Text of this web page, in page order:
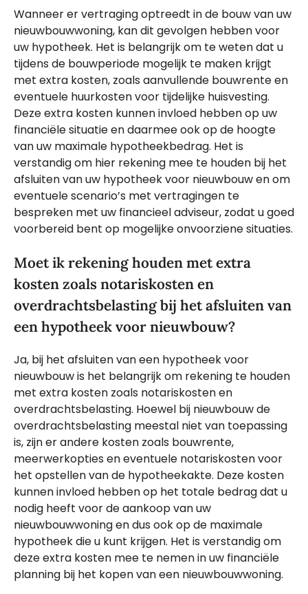
Wanneer er vertraging optreedt in de bouw van uw
nieuwbouwwoning, kan dit gevolgen hebben voor
uw hypotheek. Het is belangrijk om te weten dat u
tijdens de bouwperiode mogelijk te maken krijgt
met extra kosten, zoals aanvullende bouwrente en
eventuele huurkosten voor tijdelijke huisvesting.
Deze extra kosten kunnen invloed hebben op uw
financiële situatie en daarmee ook op de hoogte
van uw maximale hypotheekbedrag. Het is
verstandig om hier rekening mee te houden bij het
afsluiten van uw hypotheek voor nieuwbouw en om
eventuele scenario’s met vertragingen te
bespreken met uw financieel adviseur, zodat u goed
voorbereid bent op mogelijke onvoorziene situaties.
Moet ik rekening houden met extra
kosten zoals notariskosten en
overdrachtsbelasting bij het afsluiten van
een hypotheek voor nieuwbouw?
Ja, bij het afsluiten van een hypotheek voor
nieuwbouw is het belangrijk om rekening te houden
met extra kosten zoals notariskosten en
overdrachtsbelasting. Hoewel bij nieuwbouw de
overdrachtsbelasting meestal niet van toepassing
is, zijn er andere kosten zoals bouwrente,
meerwerkopties en eventuele notariskosten voor
het opstellen van de hypotheekakte. Deze kosten
kunnen invloed hebben op het totale bedrag dat u
nodig heeft voor de aankoop van uw
nieuwbouwwoning en dus ook op de maximale
hypotheek die u kunt krijgen. Het is verstandig om
deze extra kosten mee te nemen in uw financiële
planning bij het kopen van een nieuwbouwwoning.